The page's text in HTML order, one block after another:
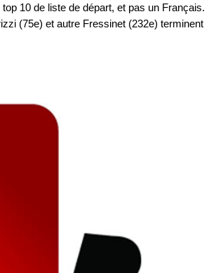
10 de liste de départ, et pas un Français.
(75e) et autre Fressinet (232e) terminent